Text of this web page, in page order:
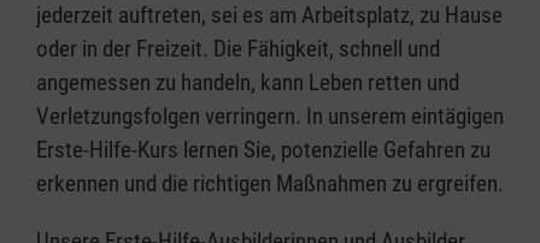
jederzeit auftreten, sei es am Arbeitsplatz, zu Hause
oder in der Freizeit. Die Fähigkeit, schnell und
angemessen zu handeln, kann Leben retten und
Verletzungsfolgen verringern. In unserem eintägigen
Erste-Hilfe-Kurs lernen Sie, potenzielle Gefahren zu
erkennen und die richtigen Maßnahmen zu ergreifen.